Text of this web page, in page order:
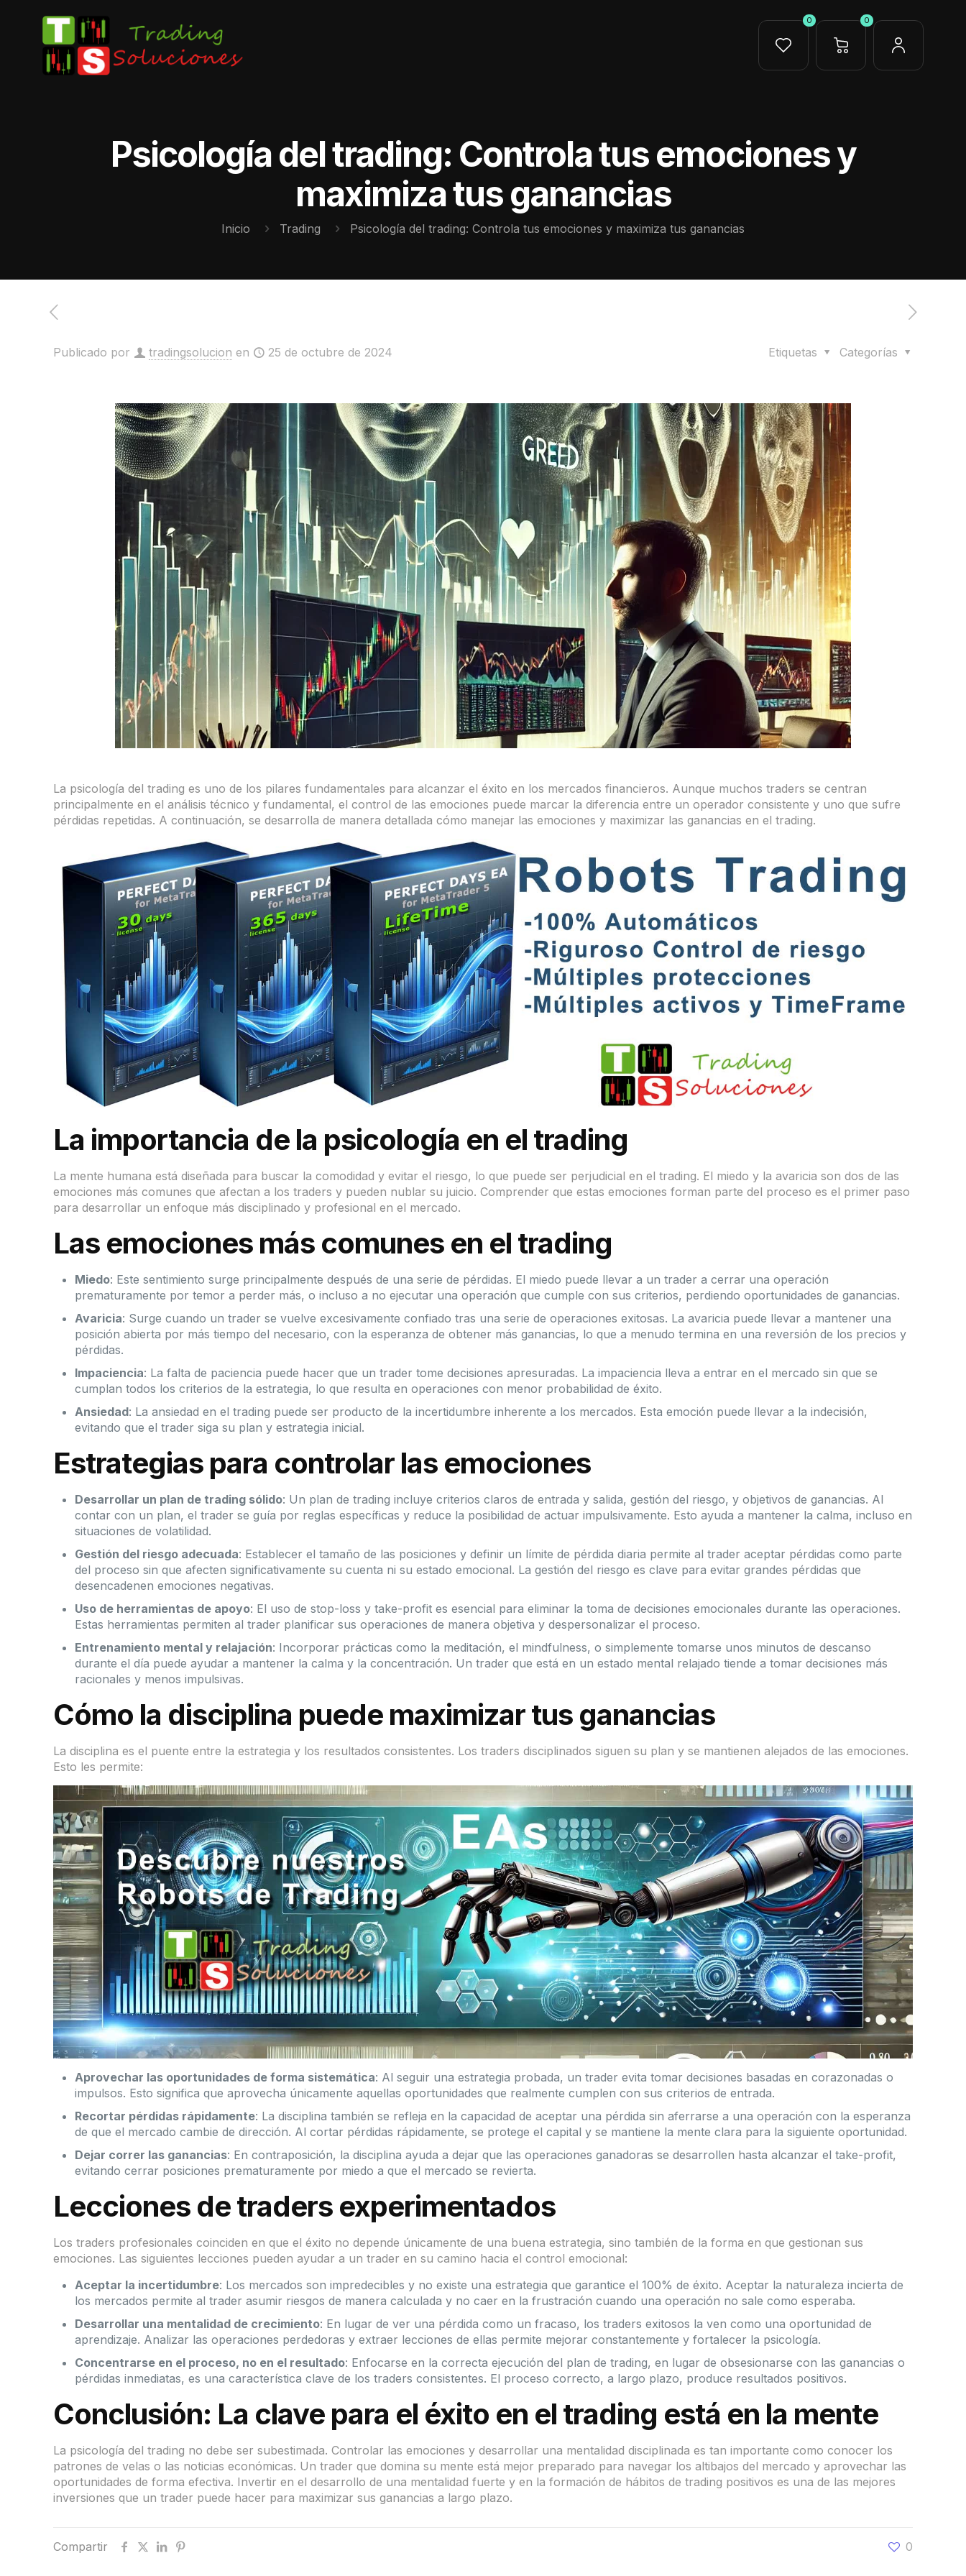
0 0
Psicología del trading: Controla tus emociones y
maximiza tus ganancias
Inicio Trading Psicología del trading: Controla tus emociones y maximiza tus ganancias
Publicado por tradingsolucion en 25 de octubre de 2024 Categorías
Etiquetas
La psicología del trading es uno de los pilares fundamentales para alcanzar el éxito en los mercados financieros. Aunque muchos traders se centran
principalmente en el análisis técnico y fundamental, el control de las emociones puede marcar la diferencia entre un operador consistente y uno que sufre
pérdidas repetidas. A continuación, se desarrolla de manera detallada cómo manejar las emociones y maximizar las ganancias en el trading.
La importancia de la psicología en el trading
La mente humana está diseñada para buscar la comodidad y evitar el riesgo, lo que puede ser perjudicial en el trading. El miedo y la avaricia son dos de las
emociones más comunes que afectan a los traders y pueden nublar su juicio. Comprender que estas emociones forman parte del proceso es el primer paso
para desarrollar un enfoque más disciplinado y profesional en el mercado.
Las emociones más comunes en el trading
Miedo: Este sentimiento surge principalmente después de una serie de pérdidas. El miedo puede llevar a un trader a cerrar una operación
prematuramente por temor a perder más, o incluso a no ejecutar una operación que cumple con sus criterios, perdiendo oportunidades de ganancias.
Avaricia: Surge cuando un trader se vuelve excesivamente confiado tras una serie de operaciones exitosas. La avaricia puede llevar a mantener una
posición abierta por más tiempo del necesario, con la esperanza de obtener más ganancias, lo que a menudo termina en una reversión de los precios y
pérdidas.
Impaciencia: La falta de paciencia puede hacer que un trader tome decisiones apresuradas. La impaciencia lleva a entrar en el mercado sin que se
cumplan todos los criterios de la estrategia, lo que resulta en operaciones con menor probabilidad de éxito.
Ansiedad: La ansiedad en el trading puede ser producto de la incertidumbre inherente a los mercados. Esta emoción puede llevar a la indecisión,
evitando que el trader siga su plan y estrategia inicial.
Estrategias para controlar las emociones
Desarrollar un plan de trading sólido: Un plan de trading incluye criterios claros de entrada y salida, gestión del riesgo, y objetivos de ganancias. Al
contar con un plan, el trader se guía por reglas específicas y reduce la posibilidad de actuar impulsivamente. Esto ayuda a mantener la calma, incluso en
situaciones de volatilidad.
Gestión del riesgo adecuada: Establecer el tamaño de las posiciones y definir un límite de pérdida diaria permite al trader aceptar pérdidas como parte
del proceso sin que afecten significativamente su cuenta ni su estado emocional. La gestión del riesgo es clave para evitar grandes pérdidas que
desencadenen emociones negativas.
Uso de herramientas de apoyo: El uso de stop-loss y take-profit es esencial para eliminar la toma de decisiones emocionales durante las operaciones.
Estas herramientas permiten al trader planificar sus operaciones de manera objetiva y despersonalizar el proceso.
Entrenamiento mental y relajación: Incorporar prácticas como la meditación, el mindfulness, o simplemente tomarse unos minutos de descanso
durante el día puede ayudar a mantener la calma y la concentración. Un trader que está en un estado mental relajado tiende a tomar decisiones más
racionales y menos impulsivas.
Cómo la disciplina puede maximizar tus ganancias
La disciplina es el puente entre la estrategia y los resultados consistentes. Los traders disciplinados siguen su plan y se mantienen alejados de las emociones.
Esto les permite:
Aprovechar las oportunidades de forma sistemática: Al seguir una estrategia probada, un trader evita tomar decisiones basadas en corazonadas o
impulsos. Esto significa que aprovecha únicamente aquellas oportunidades que realmente cumplen con sus criterios de entrada.
Recortar pérdidas rápidamente: La disciplina también se refleja en la capacidad de aceptar una pérdida sin aferrarse a una operación con la esperanza
de que el mercado cambie de dirección. Al cortar pérdidas rápidamente, se protege el capital y se mantiene la mente clara para la siguiente oportunidad.
Dejar correr las ganancias: En contraposición, la disciplina ayuda a dejar que las operaciones ganadoras se desarrollen hasta alcanzar el take-profit,
evitando cerrar posiciones prematuramente por miedo a que el mercado se revierta.
Lecciones de traders experimentados
Los traders profesionales coinciden en que el éxito no depende únicamente de una buena estrategia, sino también de la forma en que gestionan sus
emociones. Las siguientes lecciones pueden ayudar a un trader en su camino hacia el control emocional:
Aceptar la incertidumbre: Los mercados son impredecibles y no existe una estrategia que garantice el 100% de éxito. Aceptar la naturaleza incierta de
los mercados permite al trader asumir riesgos de manera calculada y no caer en la frustración cuando una operación no sale como esperaba.
Desarrollar una mentalidad de crecimiento: En lugar de ver una pérdida como un fracaso, los traders exitosos la ven como una oportunidad de
aprendizaje. Analizar las operaciones perdedoras y extraer lecciones de ellas permite mejorar constantemente y fortalecer la psicología.
Concentrarse en el proceso, no en el resultado: Enfocarse en la correcta ejecución del plan de trading, en lugar de obsesionarse con las ganancias o
pérdidas inmediatas, es una característica clave de los traders consistentes. El proceso correcto, a largo plazo, produce resultados positivos.
Conclusión: La clave para el éxito en el trading está en la mente
La psicología del trading no debe ser subestimada. Controlar las emociones y desarrollar una mentalidad disciplinada es tan importante como conocer los
patrones de velas o las noticias económicas. Un trader que domina su mente está mejor preparado para navegar los altibajos del mercado y aprovechar las
oportunidades de forma efectiva. Invertir en el desarrollo de una mentalidad fuerte y en la formación de hábitos de trading positivos es una de las mejores
inversiones que un trader puede hacer para maximizar sus ganancias a largo plazo.
Compartir 0